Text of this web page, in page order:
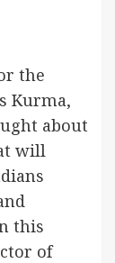
the
Kurma,
about
will
this
of